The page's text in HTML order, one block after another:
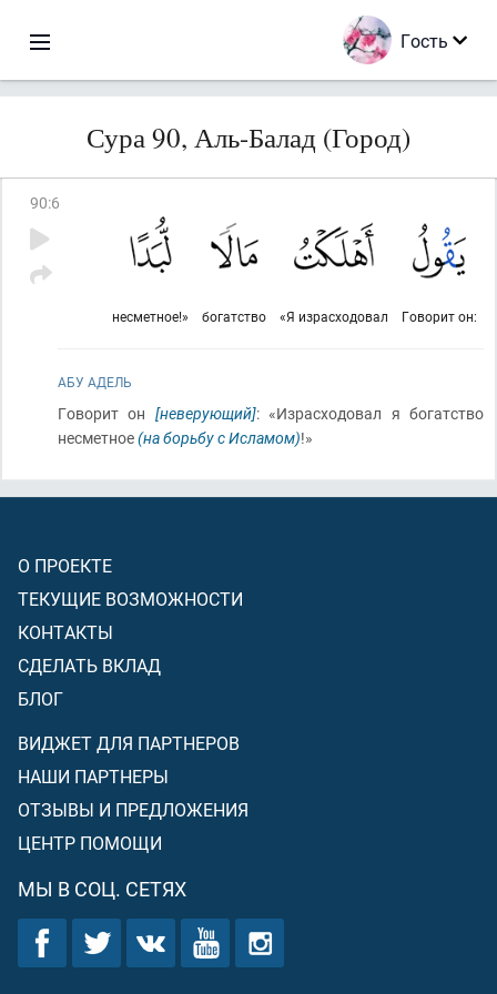
Гость
Сура 90, Аль-Балад (Город)
90:6
Говорит он:
«Я израсходовал
богатство
несметное!»
АБУ АДЕЛЬ
Говорит он [неверующий]: «Израсходовал я богатство
несметное(на борьбу с Исламом)!»
О ПРОЕКТЕ
ТЕКУЩИЕ ВОЗМОЖНОСТИ
КОНТАКТЫ
СДЕЛАТЬ ВКЛАД
БЛОГ
ВИДЖЕТ ДЛЯ ПАРТНЕРОВ
НАШИ ПАРТНЕРЫ
ОТЗЫВЫ И ПРЕДЛОЖЕНИЯ
ЦЕНТР ПОМОЩИ
МЫ В СОЦ. СЕТЯХ